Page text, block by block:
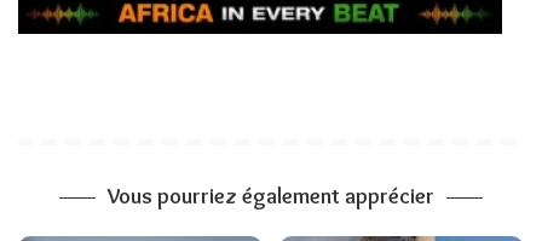
Vous pourriez également apprécier